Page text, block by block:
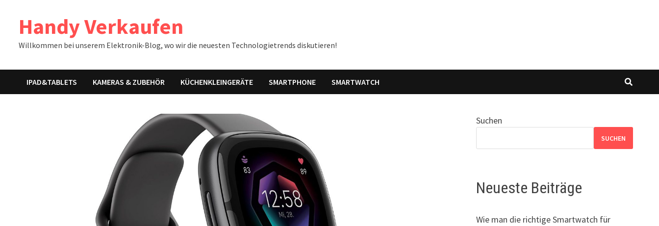
Inhalt
springenHandy Verkaufen
Willkommen bei unserem Elektronik-Blog, wo wir die neuesten Technologietrends diskutieren!
IPAD&TABLETS KAMERAS & ZUBEHÖR KÜCHENKLEINGERÄTE SMARTPHONE SMARTWATCH
Suchen
SUCHEN
Neueste Beiträge
Wie man die richtige Smartwatch für